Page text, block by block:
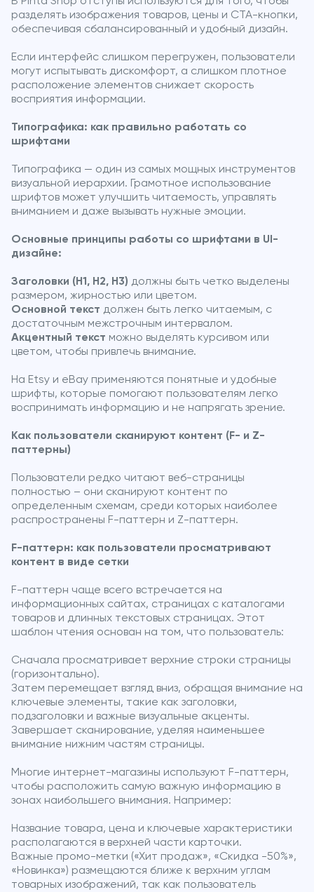
разделять изображения товаров, цены и CTA-кнопки,
обеспечивая сбалансированный и удобный дизайн.
Если интерфейс слишком перегружен, пользователи
могут испытывать дискомфорт, а слишком плотное
расположение элементов снижает скорость
восприятия информации.
Типографика: как правильно работать со
шрифтами
Типографика — один из самых мощных инструментов
визуальной иерархии. Грамотное использование
шрифтов может улучшить читаемость, управлять
вниманием и даже вызывать нужные эмоции.
Основные принципы работы со шрифтами в UI-
дизайне:
Заголовки (H1, H2, H3) должны быть четко выделены
размером, жирностью или цветом.
Основной текст должен быть легко читаемым, с
достаточным межстрочным интервалом.
Акцентный текст можно выделять курсивом или
цветом, чтобы привлечь внимание.
На Etsy и eBay применяются понятные и удобные
шрифты, которые помогают пользователям легко
воспринимать информацию и не напрягать зрение.
Как пользователи сканируют контент (F- и Z-
паттерны)
Пользователи редко читают веб-страницы
полностью – они сканируют контент по
определенным схемам, среди которых наиболее
распространены F-паттерн и Z-паттерн.
F-паттерн: как пользователи просматривают
контент в виде сетки
F-паттерн чаще всего встречается на
информационных сайтах, страницах с каталогами
товаров и длинных текстовых страницах. Этот
шаблон чтения основан на том, что пользователь:
Сначала просматривает верхние строки страницы
(горизонтально).
Затем перемещает взгляд вниз, обращая внимание на
ключевые элементы, такие как заголовки,
подзаголовки и важные визуальные акценты.
Завершает сканирование, уделяя наименьшее
внимание нижним частям страницы.
Многие интернет-магазины используют F-паттерн,
чтобы расположить самую важную информацию в
зонах наибольшего внимания. Например:
Название товара, цена и ключевые характеристики
располагаются в верхней части карточки.
Важные промо-метки («Хит продаж», «Скидка -50%»,
«Новинка») размещаются ближе к верхним углам
товарных изображений, так как пользователь